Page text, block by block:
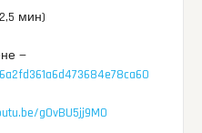
мин)
—
g0vBU5jj9M0